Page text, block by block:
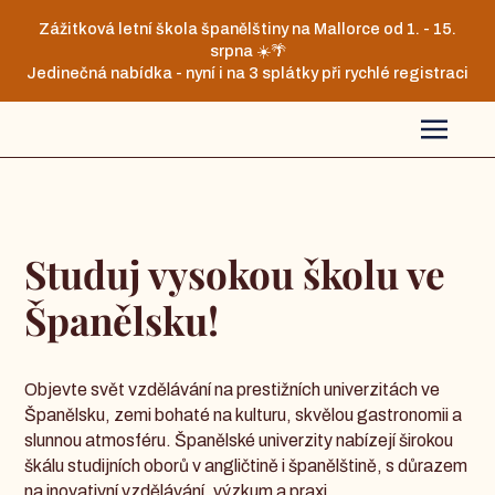
Zážitková letní škola španělštiny na Mallorce od 1. - 15.
srpna ☀️🌴
Jedinečná nabídka - nyní i na 3 splátky při rychlé registraci
Studuj vysokou školu ve
Španělsku!
Objevte svět vzdělávání na prestižních univerzitách ve
Španělsku, zemi bohaté na kulturu, skvělou gastronomii a
slunnou atmosféru. Španělské univerzity nabízejí širokou
škálu studijních oborů v angličtině i španělštině, s důrazem
na inovativní vzdělávání, výzkum a praxi.